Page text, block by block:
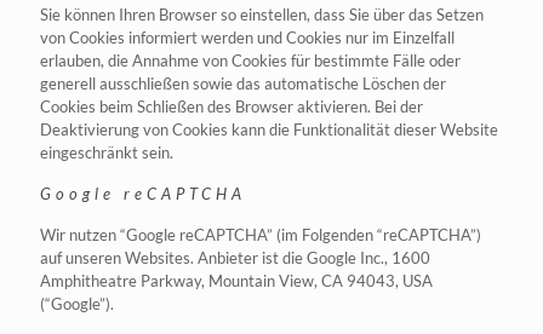
Sie können Ihren Browser so einstellen, dass Sie über das Setzen
von Cookies informiert werden und Cookies nur im Einzelfall
erlauben, die Annahme von Cookies für bestimmte Fälle oder
generell ausschließen sowie das automatische Löschen der
Cookies beim Schließen des Browser aktivieren. Bei der
Deaktivierung von Cookies kann die Funktionalität dieser Website
eingeschränkt sein.
Google reCAPTCHA
Wir nutzen “Google reCAPTCHA” (im Folgenden “reCAPTCHA”)
auf unseren Websites. Anbieter ist die Google Inc., 1600
Amphitheatre Parkway, Mountain View, CA 94043, USA
(“Google”).